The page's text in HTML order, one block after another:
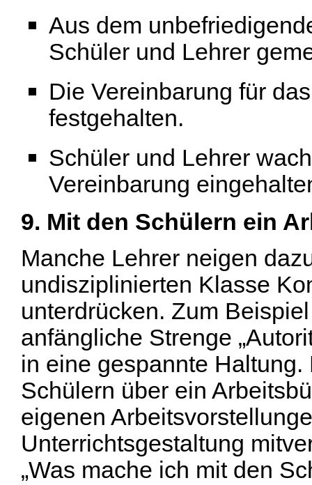
Aus dem
Schüler und Lehrer
Die Vereinbarung für
festgehalten.
Schüler und Lehrer
Vereinbarung
9. Mit den Schülern ein
Manche Lehrer neigen
undisziplinierten Klasse
unterdrücken. Zum
anfängliche Strenge
in eine gespannte
Schülern über ein
eigenen
Unterrichtsgestaltung
„Was mache ich mit den